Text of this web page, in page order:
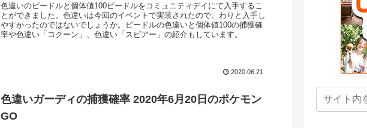
色違いのビードルと個体値100ビードルをコミュニティデイにて入手するこ
とができました。色違いは今回のイベントで実装されたので、わりと入手し
やすかったのではないでしょうか。ビードルの色違いと個体値100の捕獲確
率や色違い「コクーン」、色違い「スピアー」の紹介もしています。
2020.06.21
色違いガーディの捕獲確率 2020年6月20日のポケモン
GO